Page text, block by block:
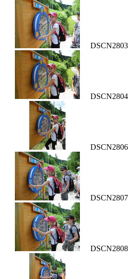
DSCN2803
DSCN2804
DSCN2806
DSCN2807
DSCN2808